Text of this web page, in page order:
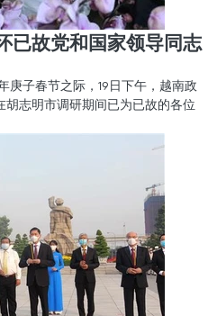
已故党和国家领导同志
庚子春节之际，19日下午，越南政
志明市调研期间已为已故的各位